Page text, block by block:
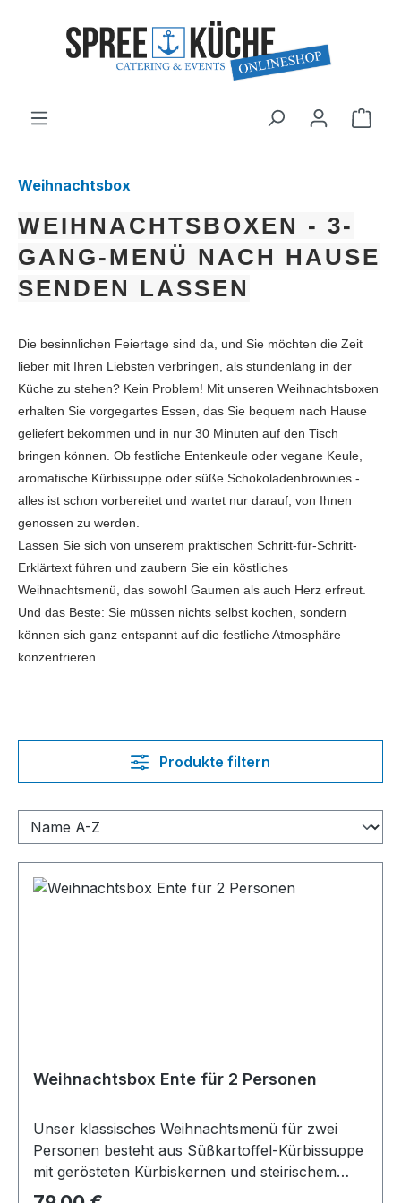
Weihnachtsbox
WEIHNACHTSBOXEN - 3-
GANG-MENÜ NACH HAUSE
SENDEN LASSEN
Die besinnlichen Feiertage sind da, und Sie möchten die Zeit
lieber mit Ihren Liebsten verbringen, als stundenlang in der
Küche zu stehen? Kein Problem! Mit unseren Weihnachtsboxen
erhalten Sie vorgegartes Essen, das Sie bequem nach Hause
geliefert bekommen und in nur 30 Minuten auf den Tisch
bringen können. Ob festliche Entenkeule oder vegane Keule,
aromatische Kürbissuppe oder süße Schokoladenbrownies -
alles ist schon vorbereitet und wartet nur darauf, von Ihnen
genossen zu werden.
Lassen Sie sich von unserem praktischen Schritt-für-Schritt-
Erklärtext führen und zaubern Sie ein köstliches
Weihnachtsmenü, das sowohl Gaumen als auch Herz erfreut.
Und das Beste: Sie müssen nichts selbst kochen, sondern
können sich ganz entspannt auf die festliche Atmosphäre
konzentrieren.
Produkte filtern
Weihnachtsbox Ente für 2 Personen
Unser klassisches Weihnachtsmenü für zwei
Personen besteht aus Süßkartoffel-Kürbissuppe
mit gerösteten Kürbiskernen und steirischem
Kernöl Gebackene Entenkeule aus dem Rohr mit